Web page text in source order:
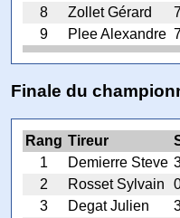
8
Zollet Gérard
9
Plee Alexandre
Finale du
Rang Tireur
1
Demierre Steve
2
Rosset Sylvain
3
Degat Julien